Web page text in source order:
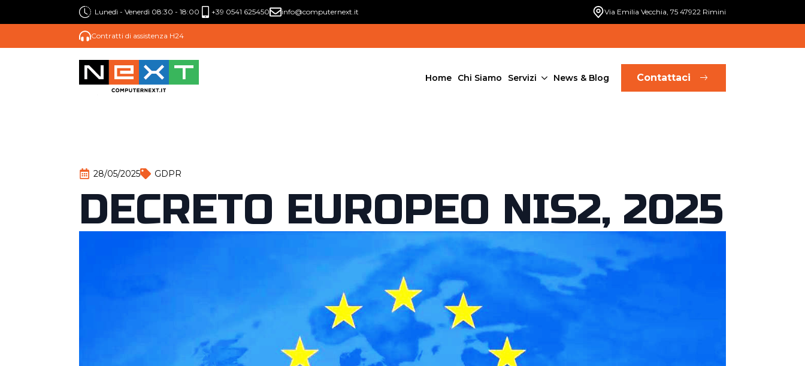
Lunedì - Venerdì 08:30 - 18:00 +39 0541 625450 info@computernext.it Via Emilia Vecchia, 75 47922 Rimini
Contratti di assistenza H24
Home Chi Siamo Servizi News & Blog Contattaci
28/05/2025 GDPR
DECRETO EUROPEO NIS2, 2025